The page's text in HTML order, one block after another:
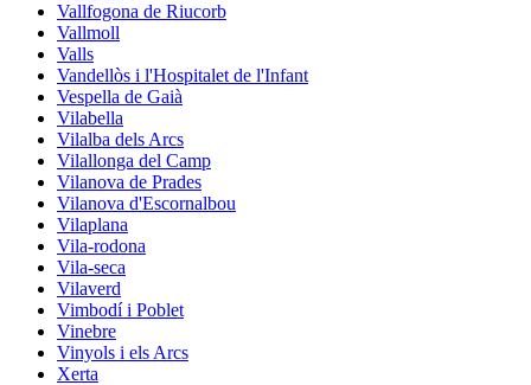
Vallfogona de Riucorb
Vallmoll
Valls
Vandellòs i l'Hospitalet de l'Infant
Vespella de Gaià
Vilabella
Vilalba dels Arcs
Vilallonga del Camp
Vilanova de Prades
Vilanova d'Escornalbou
Vilaplana
Vila-rodona
Vila-seca
Vilaverd
Vimbodí i Poblet
Vinebre
Vinyols i els Arcs
Xerta